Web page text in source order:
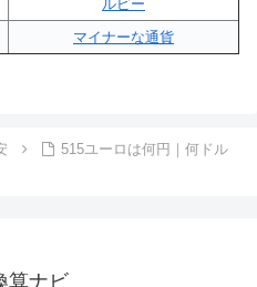
ルピー
マイナーな通貨
515ユーロは何円｜何ドル
算ナビ